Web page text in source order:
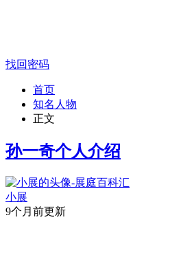
找回密码
首页
知名人物
正文
孙一奇个人介绍
小展
9个月前更新